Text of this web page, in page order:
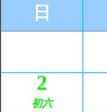
日
2
初六